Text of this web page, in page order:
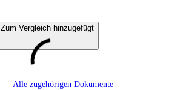
Zum Vergleich hinzugefügt
Alle zugehörigen Dokumente